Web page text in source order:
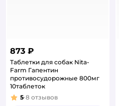
873 ₽
Таблетки для собак Nita-
Farm Гапентин
противосудорожные 800мг
10таблеток
Рейтинг:
5 8 отзывов